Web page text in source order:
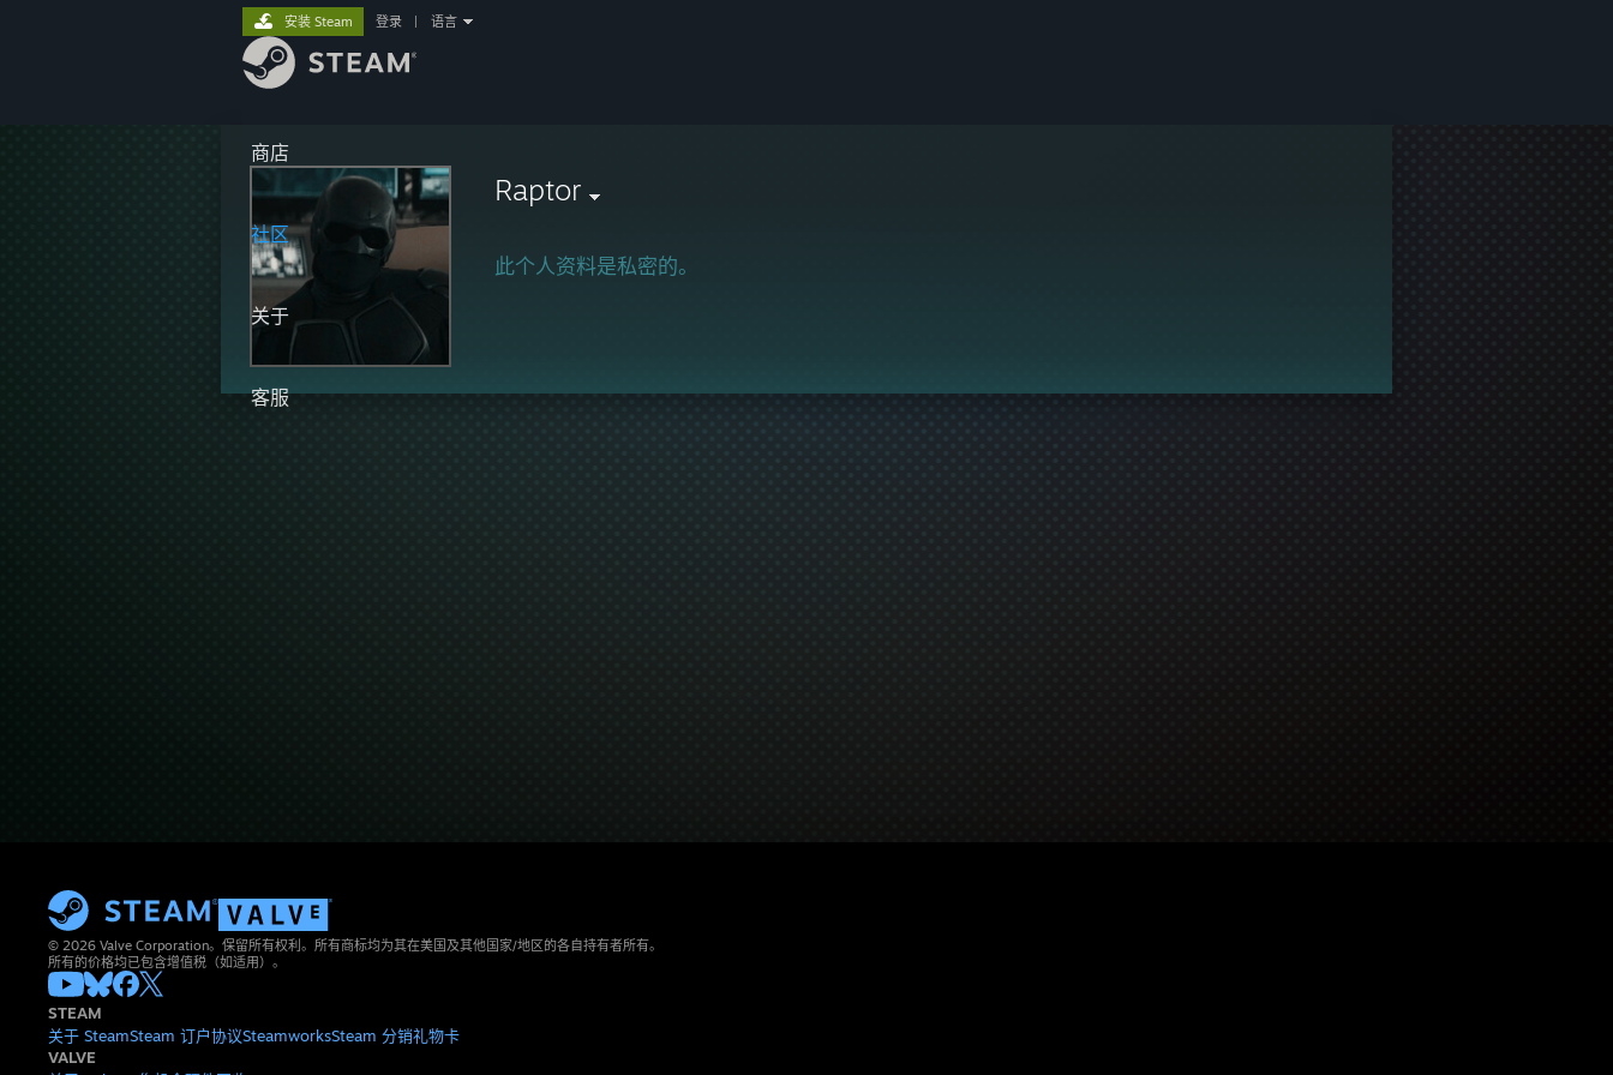
商店
社区
关于
客服
安装 Steam 登录 语言
Raptor
此个人资料是私密的。
© 2026 Valve Corporation。保留所有权利。所有商标均为其在美国及其他国家/地区的各自持有者所有。
所有的价格均已包含增值税（如适用）。
STEAM
关于 SteamSteam 订户协议SteamworksSteam 分销礼物卡
VALVE